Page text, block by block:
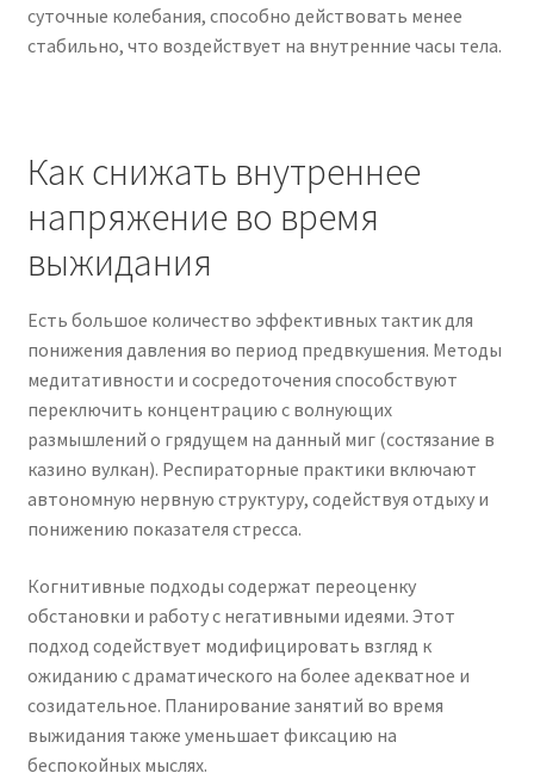
суточные колебания, способно действовать менее
стабильно, что воздействует на внутренние часы тела.
Как снижать внутреннее
напряжение во время
выжидания
Есть большое количество эффективных тактик для
понижения давления во период предвкушения. Методы
медитативности и сосредоточения способствуют
переключить концентрацию с волнующих
размышлений о грядущем на данный миг (состязание в
казино вулкан). Респираторные практики включают
автономную нервную структуру, содействуя отдыху и
понижению показателя стресса.
Когнитивные подходы содержат переоценку
обстановки и работу с негативными идеями. Этот
подход содействует модифицировать взгляд к
ожиданию с драматического на более адекватное и
созидательное. Планирование занятий во время
выжидания также уменьшает фиксацию на
беспокойных мыслях.